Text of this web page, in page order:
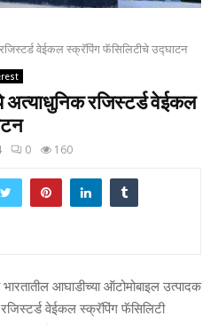
वेईकल स्‍क्रॅपिंग फॅसिलिटीचे उद्घाटन
अत्‍याधुनिक रजिस्‍टर्ड वेईकल
0 160
भारतातील आघाडीच्‍या ऑटोमोबाइल उत्‍पादक
वेईकल स्‍क्रॅपिंग फॅसिलिटी